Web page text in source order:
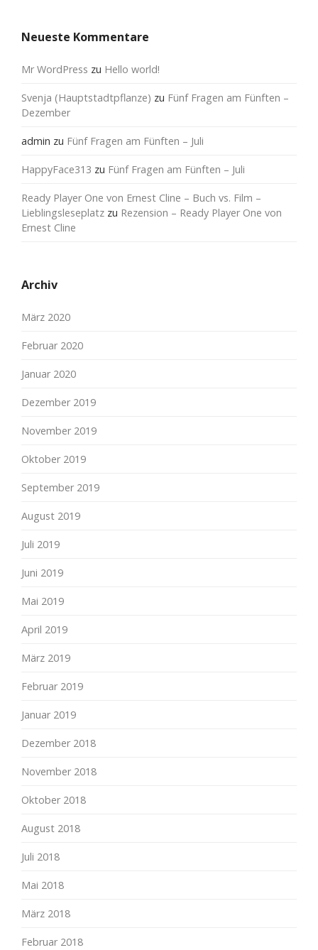
Neueste Kommentare
Mr WordPress zu Hello world!
Svenja (Hauptstadtpflanze) zu Fünf Fragen am Fünften –
Dezember
admin zu Fünf Fragen am Fünften – Juli
HappyFace313 zu Fünf Fragen am Fünften – Juli
Ready Player One von Ernest Cline – Buch vs. Film –
Lieblingsleseplatz zu Rezension – Ready Player One von
Ernest Cline
Archiv
März 2020
Februar 2020
Januar 2020
Dezember 2019
November 2019
Oktober 2019
September 2019
August 2019
Juli 2019
Juni 2019
Mai 2019
April 2019
März 2019
Februar 2019
Januar 2019
Dezember 2018
November 2018
Oktober 2018
August 2018
Juli 2018
Mai 2018
März 2018
Februar 2018